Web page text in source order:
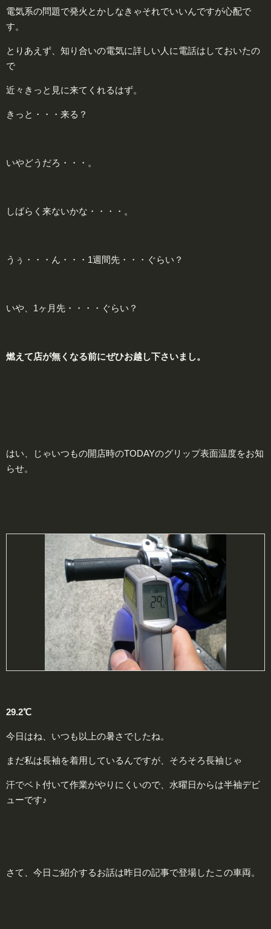
電気系の問題で発火とかしなきゃそれでいいんですが心配で
す。
とりあえず、知り合いの電気に詳しい人に電話はしておいたの
で
近々きっと見に来てくれるはず。
きっと・・・来る？
いやどうだろ・・・。
しばらく来ないかな・・・・。
うぅ・・・ん・・・1週間先・・・ぐらい？
いや、1ヶ月先・・・・ぐらい？
燃えて店が無くなる前にぜひお越し下さいまし。
はい、じゃいつもの開店時のTODAYのグリップ表面温度をお知
らせ。
29.2℃
今日はね、いつも以上の暑さでしたね。
まだ私は長袖を着用しているんですが、そろそろ長袖じゃ
汗でベト付いて作業がやりにくいので、水曜日からは半袖デビ
ューです♪
さて、今日ご紹介するお話は昨日の記事で登場したこの車両。